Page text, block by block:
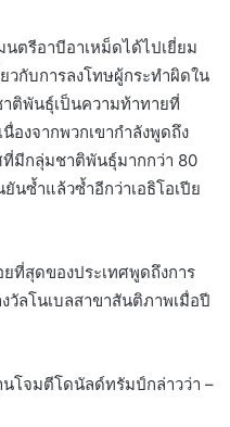
ตรีอาบีอาเหม็ดได้ไปเยี่ยม
กับการลงโทษผู้กระทำผิดใน
ติพันธุ์เป็นความท้าทายที่
องจากพวกเขากำลังพูดถึง
ที่มีกลุ่มชาติพันธุ์มากกว่า 80
นซ้ำแล้วซ้ำอีกว่าเอธิโอเปีย
ที่สุดของประเทศพูดถึงการ
วัลโนเบลสาขาสันติภาพเมื่อปี
โจมตีโดนัลด์ทรัมป์กล่าวว่า –